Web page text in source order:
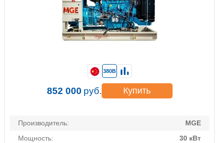
Производитель:
MGE
Мощность:
30 кВт
380В
852 000 руб. Купить